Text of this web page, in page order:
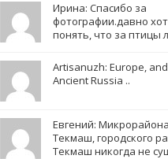
Ирина: Спасибо за
фотографии.давно
понять, что за птицы
Artisanuzh: Europe,
Ancient Russia ..
Евгений: Микрорайона
Текмаш, городского
Текмаш никогда не